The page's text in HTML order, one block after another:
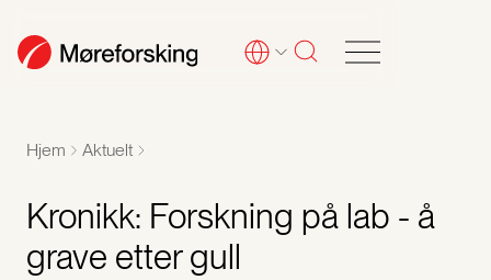
Hjem Aktuelt
Kronikk: Forskning på lab - å
grave etter gull